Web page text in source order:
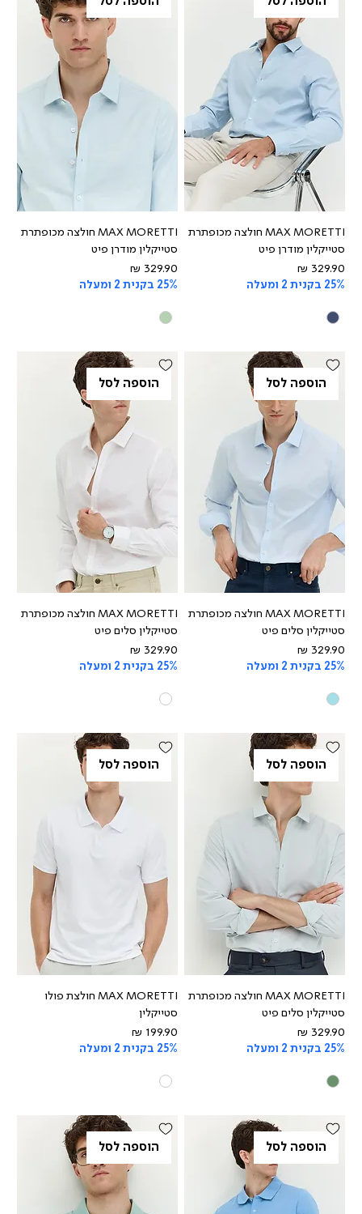
MAX MORETTI חולצה מכופתרת
סטייקלין מודרן פיט
מחיר
25% בקנית 2 ומעלה
MAX MORETTI חולצה מכופתרת
סטייקלין מודרן פיט
מחיר
25% בקנית 2 ומעלה
הוספה לסל
MAX MORETTI חולצה מכופתרת
סטייקלין סלים פיט
מחיר
25% בקנית 2 ומעלה
הוספה לסל
MAX MORETTI חולצה מכופתרת
סטייקלין סלים פיט
מחיר
25% בקנית 2 ומעלה
הוספה לסל
MAX MORETTI חולצה מכופתרת
סטייקלין סלים פיט
מחיר
25% בקנית 2 ומעלה
הוספה לסל
MAX MORETTI חולצת פולו
סטייקלין
מחיר
25% בקנית 2 ומעלה
הוספה לסל הוספה לסל